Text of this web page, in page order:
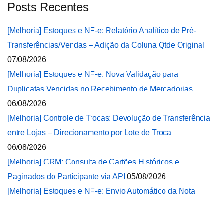
Posts Recentes
[Melhoria] Estoques e NF-e: Relatório Analítico de Pré-
Transferências/Vendas – Adição da Coluna Qtde Original
07/08/2026
[Melhoria] Estoques e NF-e: Nova Validação para
Duplicatas Vencidas no Recebimento de Mercadorias
06/08/2026
[Melhoria] Controle de Trocas: Devolução de Transferência
entre Lojas – Direcionamento por Lote de Troca
06/08/2026
[Melhoria] CRM: Consulta de Cartões Históricos e
Paginados do Participante via API 05/08/2026
[Melhoria] Estoques e NF-e: Envio Automático da Nota